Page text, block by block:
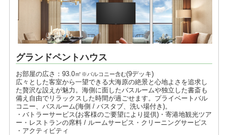
グランドペントハウス
お部屋の広さ：93.0㎡ ※バルコニー含む(9デッキ)
広々とした客室から一望できる大海原の絶景と心地よさを追求し
た贅沢な設えが魅力。海側に面したバスルームや独立した書斎も
備え自由でリラックスした時間が過ごせます。プライベートバル
コニー、バスルーム(海側 / バスタブ、洗い場付き)。
・バトラーサービス(お客様のご要望により提供)・寄港地観光ツア
ー・レストランの席料 / ルームサービス・クリーニングサービス
・アクティビティ